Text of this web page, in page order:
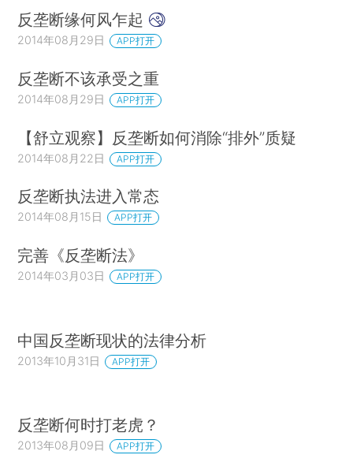
反垄断缘何风乍起
2014年08月29日 APP打开
反垄断不该承受之重
2014年08月29日 APP打开
【舒立观察】反垄断如何消除“排外”质疑
2014年08月22日 APP打开
反垄断执法进入常态
2014年08月15日 APP打开
完善《反垄断法》
2014年03月03日 APP打开
中国反垄断现状的法律分析
2013年10月31日 APP打开
反垄断何时打老虎？
2013年08月09日 APP打开